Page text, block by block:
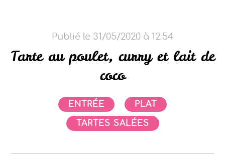
Publié le 31/05/2020 à 12:54
Tarte au poulet, curry et lait de
coco
ENTRÉE PLAT
TARTES SALÉES